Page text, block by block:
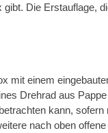
Die Erstauflage,
mit einem
Drehrad aus
kann,
nach oben